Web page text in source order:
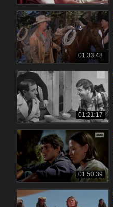
01:33:48
01:21:17
01:50:39